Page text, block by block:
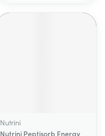
Nutrini
Nutrini Peptisorb Energy